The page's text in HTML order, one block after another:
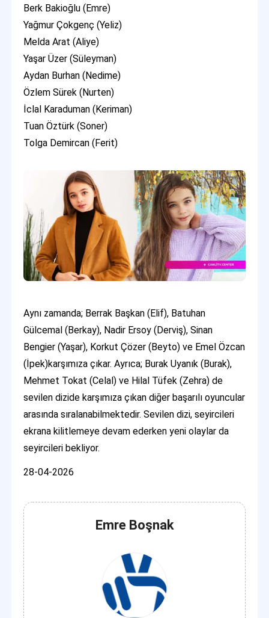
Berk Bakioğlu (Emre)
Yağmur Çokgenç (Yeliz)
Melda Arat (Aliye)
Yaşar Üzer (Süleyman)
Aydan Burhan (Nedime)
Özlem Sürek (Nurten)
İclal Karaduman (Keriman)
Tuan Öztürk (Soner)
Tolga Demircan (Ferit)
Aynı zamanda; Berrak Başkan (Elif), Batuhan
Gülcemal (Berkay), Nadir Ersoy (Derviş), Sinan
Bengier (Yaşar), Korkut Çözer (Beyto) ve Emel Özcan
(İpek)karşımıza çıkar. Ayrıca; Burak Uyanık (Burak),
Mehmet Tokat (Celal) ve Hilal Tüfek (Zehra) de
sevilen dizide karşımıza çıkan diğer başarılı oyuncular
arasında sıralanabilmektedir. Sevilen dizi, seyircileri
ekrana kilitlemeye devam ederken yeni olaylar da
seyircileri bekliyor.
28-04-2026
Emre Boşnak